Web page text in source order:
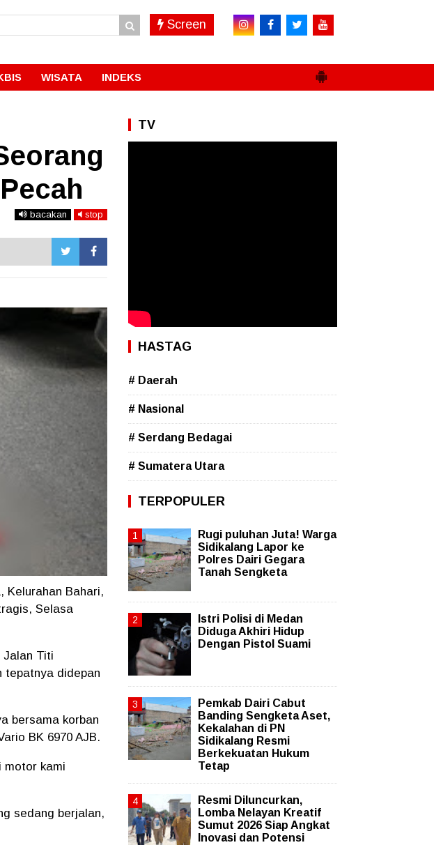
Screen
WISATA INDEKS
bacakan stop
Kelurahan Bahari,
Selasa
Jalan Titi
tepatnya didepan
bersama korban
BK 6970 AJB.
motor kami
sedang berjalan,
TV
HASTAG
# Daerah
# Nasional
# Serdang Bedagai
# Sumatera Utara
TERPOPULER
Rugi puluhan Juta! Warga
Sidikalang Lapor ke
Polres Dairi Gegara
Tanah Sengketa
Istri Polisi di Medan
Diduga Akhiri Hidup
Dengan Pistol Suami
Pemkab Dairi Cabut
Banding Sengketa Aset,
Kekalahan di PN
Sidikalang Resmi
Berkekuatan Hukum
Tetap
Resmi Diluncurkan,
Lomba Nelayan Kreatif
Sumut 2026 Siap Angkat
Inovasi dan Potensi